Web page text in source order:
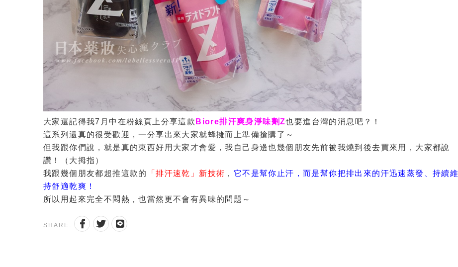
大家還記得我7月中在粉絲頁上分享這款 Biore排汗爽身淨味劑Z也要進台灣的消息吧？！
這系列還真的很受歡迎，一分享出來大家就蜂擁而上準備搶購了～
但我跟你們說，就是真的東西好用大家才會愛，我自己身邊也幾個朋友先前被我燒到後去買來用，大家都說
讚！（大拇指）
我跟幾個朋友都超推這款的
「排汗速乾」新技術 ， 它不是幫你止汗，而是幫你把排出來的汗迅速蒸發、持續維
持舒適乾爽！
所以用起來完全不悶熱，也當然更不會有異味的問題～
SHARE: